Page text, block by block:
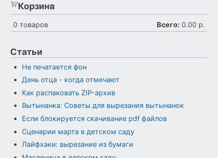
Корзина
0 товаров Всего: 0.00 р.
Статьи
Не печатается фон
День отца - когда отмечают
Как распаковать ZIP-архив
Вытынанка: Советы для вырезания вытынанок
Если блокируется скачивание pdf файлов
Сценарии марта в детском саду
Лайфхаки: вырезание из бумаги